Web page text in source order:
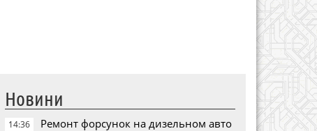
Новини
14:36 Ремонт форсунок на дизельном авто